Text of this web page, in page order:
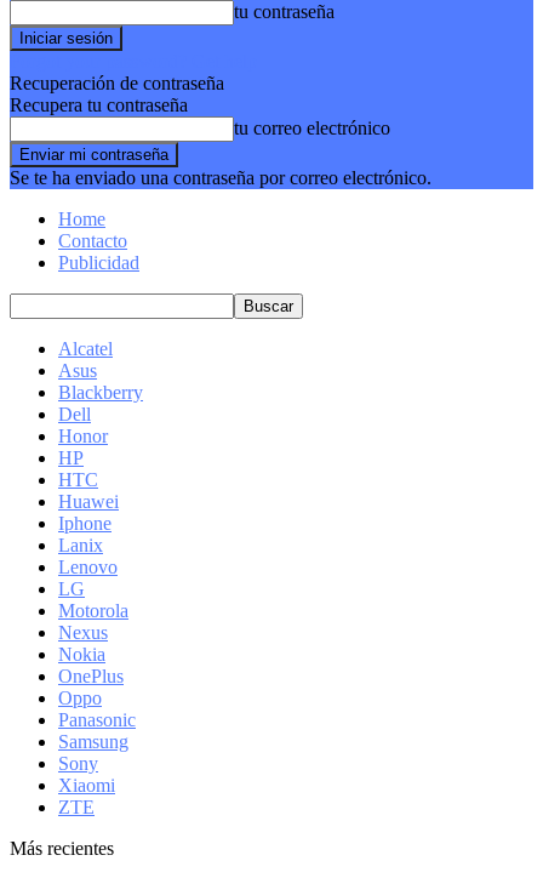
tu contraseña
Recuperación de contraseña
Recupera tu contraseña
tu correo electrónico
Se te ha enviado una contraseña por correo electrónico.
Home
Contacto
Publicidad
Alcatel
Asus
Blackberry
Dell
Honor
HP
HTC
Huawei
Iphone
Lanix
Lenovo
LG
Motorola
Nexus
Nokia
OnePlus
Oppo
Panasonic
Samsung
Sony
Xiaomi
ZTE
Más recientes